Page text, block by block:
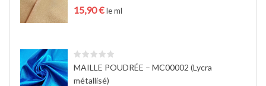
15,90€le ml
MAILLE POUDRÉE – MC00002 (Lycra
métallisé)